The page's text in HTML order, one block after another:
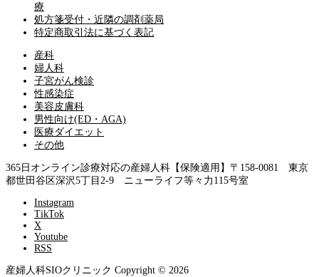
療
処方箋受付・近隣の調剤薬局
特定商取引法に基づく表記
産科
婦人科
子宮がん検診
性感染症
美容皮膚科
男性向け(ED・AGA)
医療ダイエット
その他
365日オンライン診療対応の産婦人科【保険適用】 〒158-0081 東京
都世田谷区深沢5丁目2-9 ニューライフ等々力115号室
Instagram
TikTok
X
Youtube
RSS
産婦人科SIOクリニック Copyright © 2026